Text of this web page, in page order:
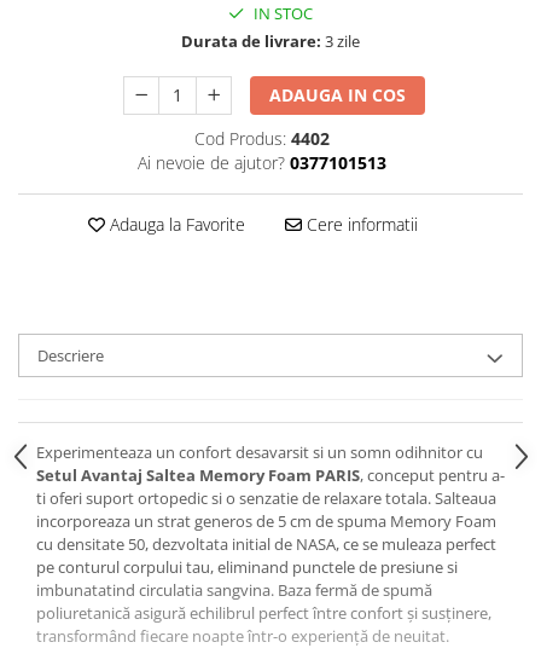
IN STOC
Durata de livrare: 3 zile
ADAUGA IN COS
Cod Produs: 4402
Ai nevoie de ajutor? 0377101513
Adauga la Favorite Cere informatii
Descriere
Experimenteaza un confort desavarsit si un somn odihnitor cu
Setul Avantaj Saltea Memory Foam PARIS, conceput pentru a-
ti oferi suport ortopedic si o senzatie de relaxare totala. Salteaua
incorporeaza un strat generos de 5 cm de spuma Memory Foam
cu densitate 50, dezvoltata initial de NASA, ce se muleaza perfect
pe conturul corpului tau, eliminand punctele de presiune si
imbunatatind circulatia sangvina. Baza fermă de spumă
poliuretanică asigură echilibrul perfect între confort și susținere,
transformând fiecare noapte într-o experiență de neuitat.